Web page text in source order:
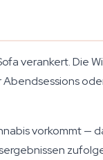
verankert. Die
vorkommt —